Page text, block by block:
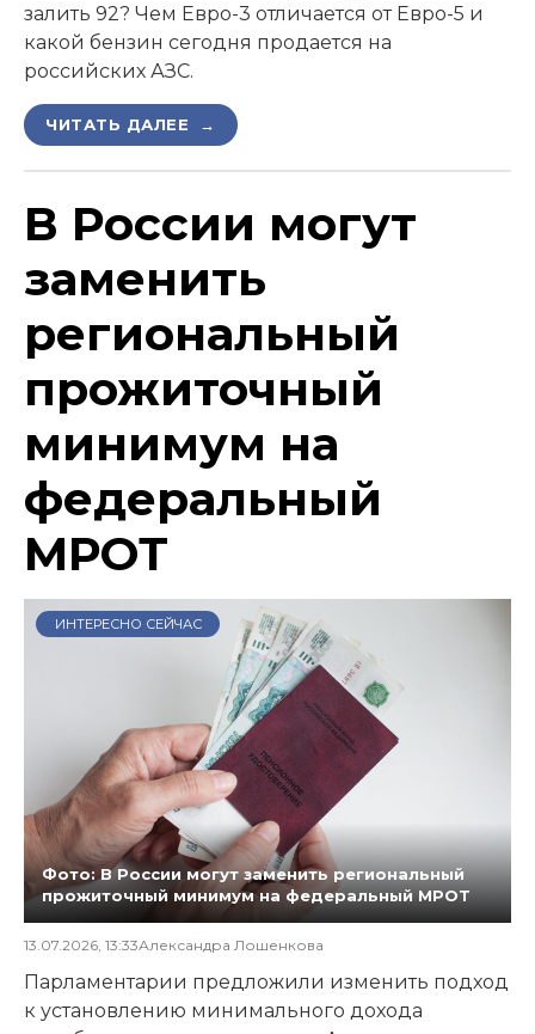
залить 92? Чем Евро-3 отличается от Евро-5 и
какой бензин сегодня продается на
российских АЗС.
ЧИТАТЬ ДАЛЕЕ →
В России могут
заменить
региональный
прожиточный
минимум на
федеральный
МРОТ
ИНТЕРЕСНО СЕЙЧАС
Фото: В России могут заменить региональный
прожиточный минимум на федеральный МРОТ
13.07.2026, 13:33Александра Лошенкова
Парламентарии предложили изменить подход
к установлению минимального дохода